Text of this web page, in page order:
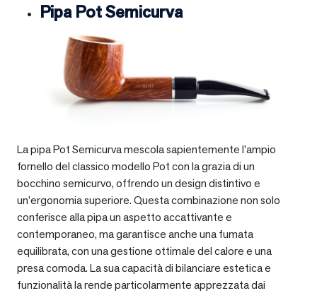
Pipa Pot Semicurva
La pipa Pot Semicurva mescola sapientemente l’ampio
fornello del classico modello Pot con la grazia di un
bocchino semicurvo, offrendo un design distintivo e
un’ergonomia superiore. Questa combinazione non solo
conferisce alla pipa un aspetto accattivante e
contemporaneo, ma garantisce anche una fumata
equilibrata, con una gestione ottimale del calore e una
presa comoda. La sua capacità di bilanciare estetica e
funzionalità la rende particolarmente apprezzata dai